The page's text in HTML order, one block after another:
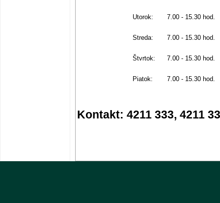
Utorok: 7.00 - 15.30 hod.
Streda: 7.00 - 15.30 hod.
Štvrtok: 7.00 - 15.30 hod.
Piatok: 7.00 - 15.30 hod.
Kontakt: 4211 333, 4211